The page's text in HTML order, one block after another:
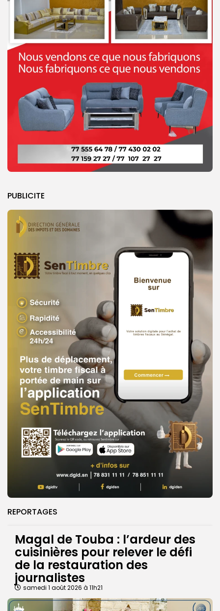
PUBLICITE
REPORTAGES
Magal de Touba : l’ardeur des
cuisinières pour relever le défi
de la restauration des
journalistes
samedi 1 août 2026 à 11h21